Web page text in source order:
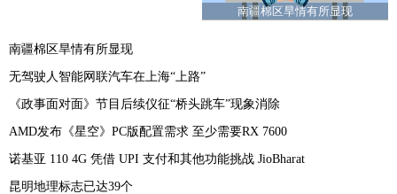
南疆棉区旱情有所显现
南疆棉区旱情有所显现
无驾驶人智能网联汽车在上海“上路”
《政事面对面》节目后续仪征“桥头跳车”现象消除
AMD发布《星空》PC版配置需求 至少需要RX 7600
诺基亚 110 4G 凭借 UPI 支付和其他功能挑战 JioBharat
昆明地理标志已达39个